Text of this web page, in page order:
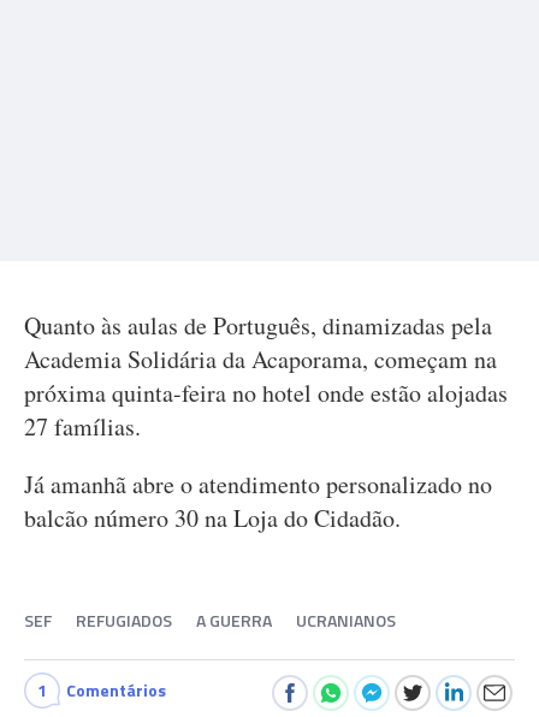
Quanto às aulas de Português, dinamizadas pela
Academia Solidária da Acaporama, começam na
próxima quinta-feira no hotel onde estão alojadas
27 famílias.
Já amanhã abre o atendimento personalizado no
balcão número 30 na Loja do Cidadão.
SEF REFUGIADOS A GUERRA UCRANIANOS
1 Comentários